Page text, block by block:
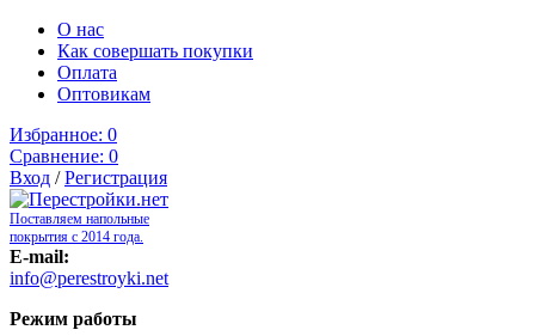
О нас
Как совершать покупки
Оплата
Оптовикам
Избранное: 0
Сравнение: 0
Вход /Регистрация
Поставляем напольные
покрытия с 2014 года.
E-mail:
info@perestroyki.net
Режим работы